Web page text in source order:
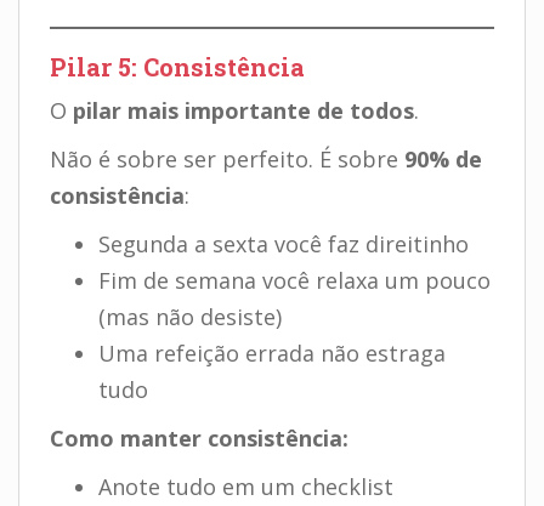
Pilar 5: Consistência
O pilar mais importante de todos.
Não é sobre ser perfeito. É sobre 90% de
consistência:
Segunda a sexta você faz direitinho
Fim de semana você relaxa um pouco
(mas não desiste)
Uma refeição errada não estraga
tudo
Como manter consistência:
Anote tudo em um checklist